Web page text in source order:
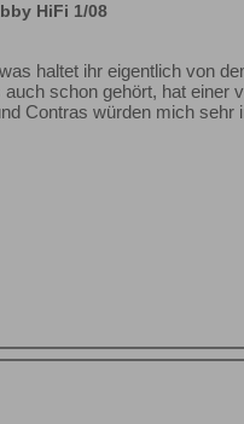
HiFi 1/08
haltet ihr eigentlich von
auch schon gehört, hat
Contras würden mich sehr